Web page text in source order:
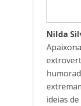
Nilda
ideias de